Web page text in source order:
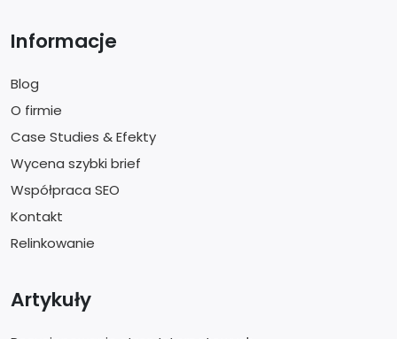
Informacje
Blog
O firmie
Case Studies & Efekty
Wycena szybki brief
Współpraca SEO
Kontakt
Relinkowanie
Artykuły